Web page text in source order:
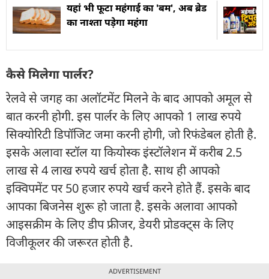
यहां भी फूटा महंगाई का 'बम', अब ब्रेड
का नाश्ता पड़ेगा महंगा
कैसे मिलेगा पार्लर?
रेलवे से जगह का अलॉटमेंट मिलने के बाद आपको अमूल से
बात करनी होगी. इस पार्लर के लिए आपको 1 लाख रुपये
सिक्योरिटी डिपॉजिट जमा करनी होगी, जो रिफंडेबल होती है.
इसके अलावा स्टॉल या कियोस्क इंस्टॉलेशन में करीब 2.5
लाख से 4 लाख रुपये खर्च होता है. साथ ही आपको
इक्विपमेंट पर 50 हजार रुपये खर्च करने होते हैं. इसके बाद
आपका बिजनेस शुरू हो जाता है. इसके अलावा आपको
आइसक्रीम के लिए डीप फ्रीजर, डेयरी प्रोडक्ट्स के लिए
विजीकूलर की जरूरत होती है.
ADVERTISEMENT